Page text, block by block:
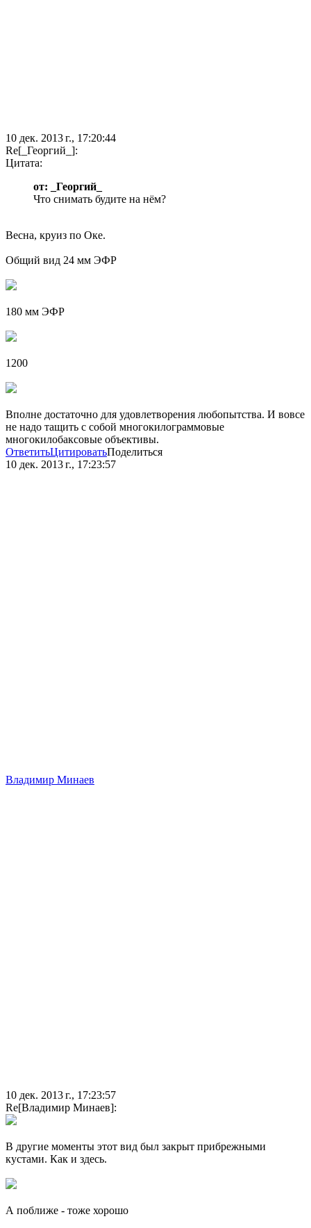
10 дек. 2013 г., 17:20:44
Re[_Георгий_]:
Цитата:
от: _Георгий_
Что снимать будите на нём?
Весна, круиз по Оке.
Общий вид 24 мм ЭФР
180 мм ЭФР
1200
Вполне достаточно для удовлетворения любопытства. И вовсе
не надо тащить с собой многокилограммовые
многокилобаксовые объективы.
ОтветитьЦитироватьПоделиться
10 дек. 2013 г., 17:23:57
Владимир Минаев
10 дек. 2013 г., 17:23:57
Re[Владимир Минаев]:
В другие моменты этот вид был закрыт прибрежными
кустами. Как и здесь.
А поближе - тоже хорошо